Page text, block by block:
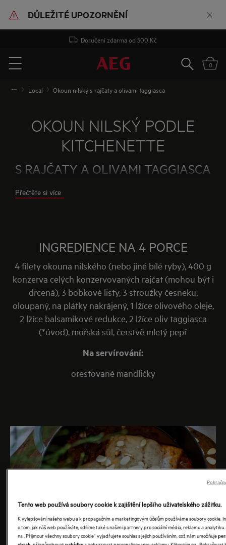
DŮLEŽITÉ UPOZORNĚNÍ
Doručení zdarma od 500 Kč
Menu
Vyhledat
0
Local Okoun nilský s rajčaty a olivami taggiasca
OKOUN NILSKÝ PODLE
KITCHENETTE
S RAJČATY A OLIVAMI TAGGIASCA
Tento recept vznikl jedním z mých spontánních
v nějakých italských potravinách narazíte, určitě
pra-odrůd oliv, která sebou nese neskutečné
aroma. Olivy jsou malinké, ale opravdu o to více
aromatické. Pokud si budete moci vybrat, kupte ty
v oleji. Olej z nich je sám o sobě úžasně aromatický
a každý salát nebo hlavní jídlo, posune do nové
dimenze.
Přečtěte si více
INGREDIENCE NA 4 PORCE
4 filety okouna nilského (nebo jiné bílé ryby), 400 g
konzerva celých konzervovaných rajčat (mohou být i
drcená), 3 bobkové listy, 3 stroužky česneku,
oloupaný, na plátky nakrájený, 1 lžíce olivového oleje,
2 lžíce balsamikové redukce, 2 lžíce oliv taggiasca
(*úvod), mořská sůl, čerstvě mletý pepř
Na servírování:
orestované mandličky
Tento web používá soubory cookie k zajištění lepšího uživatelského zážitku.
K vylepšování našeho webu a k propagačním a marketingovým účelům používáme soubory cookie.
o tom, jak náš web používáte, sdílíme také s našimi partnery pro sociální média, reklamu a
na „Přijmout všechny soubory cookie“ vyjadřujete souhlas s jejich používáním, což nám umožňuje